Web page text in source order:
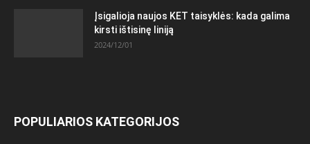
Įsigalioja naujos KET taisyklės: kada galima
kirsti ištisinę liniją
2024/12/01
POPULIARIOS KATEGORIJOS